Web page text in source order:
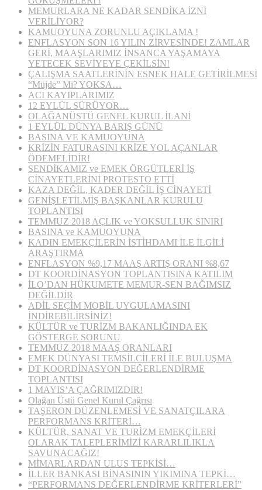
MEMURLARA NE KADAR SENDİKA İZNİ
VERİLİYOR?
KAMUOYUNA ZORUNLU AÇIKLAMA !
ENFLASYON SON 16 YILIN ZİRVESİNDE! ZAMLAR
GERİ, MAAŞLARIMIZ İNSANCA YAŞAMAYA
YETECEK SEVİYEYE ÇEKİLSİN!
ÇALIŞMA SAATLERİNİN ESNEK HALE GETİRİLMESİ
“Müjde” Mi? YOKSA…
ACI KAYIPLARIMIZ
12 EYLÜL SÜRÜYOR…
OLAĞANÜSTÜ GENEL KURUL İLANİ
1 EYLÜL DÜNYA BARIŞ GÜNÜ
BASINA VE KAMUOYUNA
KRİZİN FATURASINI KRİZE YOL AÇANLAR
ÖDEMELİDİR!
SENDİKAMIZ ve EMEK ÖRGÜTLERİ İŞ
CİNAYETLERİNİ PROTESTO ETTİ
KAZA DEĞİL, KADER DEĞİL İŞ CİNAYETİ
GENİŞLETİLMİŞ BAŞKANLAR KURULU
TOPLANTISI
TEMMUZ 2018 AÇLIK ve YOKSULLUK SINIRI
BASINA ve KAMUOYUNA
KADIN EMEKÇİLERİN İSTİHDAMI İLE İLGİLİ
ARAŞTIRMA
ENFLASYON %9,17 MAAŞ ARTIŞ ORANI %8,67
DT KOORDİNASYON TOPLANTISINA KATILIM
İLO’DAN HÜKUMETE MEMUR-SEN BAĞIMSIZ
DEĞİLDİR
ADİL SEÇİM MOBİL UYGULAMASINI
İNDİREBİLİRSİNİZ!
KÜLTÜR ve TURİZM BAKANLIĞINDA EK
GÖSTERGE SORUNU
TEMMUZ 2018 MAAŞ ORANLARI
EMEK DÜNYASI TEMSİLCİLERİ İLE BULUŞMA
DT KOORDİNASYON DEĞERLENDİRME
TOPLANTISI
1 MAYIS’A ÇAĞRIMIZDIR!
Olağan Üstü Genel Kurul Çağrısı
TAŞERON DÜZENLEMESİ VE SANATÇILARA
PERFORMANS KRİTERİ…
KÜLTÜR, SANAT VE TURİZM EMEKÇİLERİ
OLARAK TALEPLERİMİZİ KARARLILIKLA
SAVUNACAĞIZ!
MİMARLARDAN ULUS TEPKİSİ…
İLLER BANKASI BİNASININ YIKIMINA TEPKİ…
“PERFORMANS DEĞERLENDİRME KRİTERLERİ”